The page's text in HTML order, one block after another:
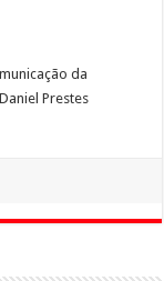
da
Prestes